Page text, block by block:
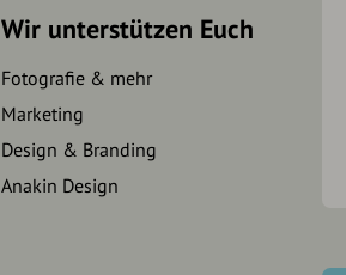
Wir unterstützen Euch
Fotografie & mehr
Marketing
Design & Branding
Anakin Design